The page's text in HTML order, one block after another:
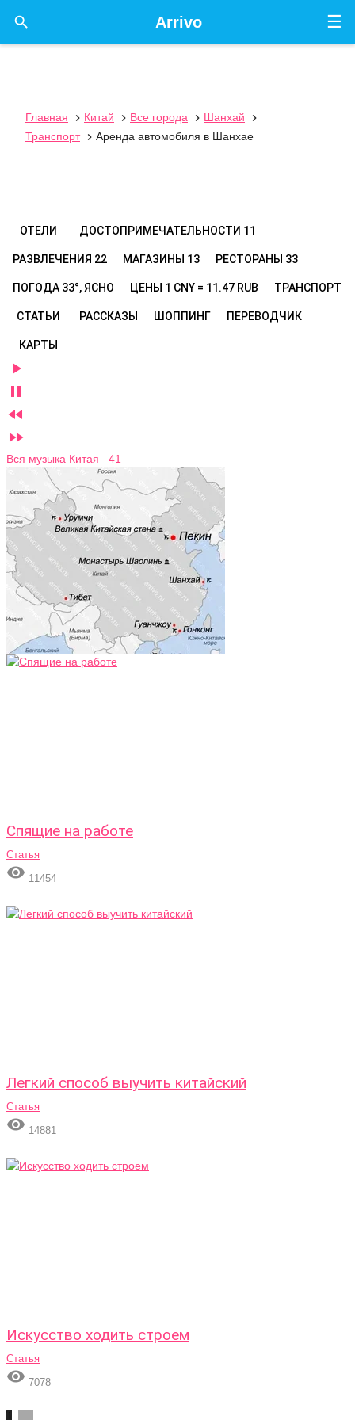
☰
Arrivo

Главная  Китай  Все города  Шанхай

Транспорт
 Аренда автомобиля в Шанхае
ОТЕЛИ ДОСТОПРИМЕЧАТЕЛЬНОСТИ 11
РАЗВЛЕЧЕНИЯ 22 МАГАЗИНЫ 13 РЕСТОРАНЫ 33
ПОГОДА 33°, ЯСНО ЦЕНЫ 1 CNY = 11.47 RUB ТРАНСПОРТ
СТАТЬИ РАССКАЗЫ ШОППИНГ ПЕРЕВОДЧИК
КАРТЫ




Вся музыка Китая 41
Спящие на работе
Статья
 11454
Легкий способ выучить китайский
Статья
 14881
Искусство ходить строем
Статья
 7078